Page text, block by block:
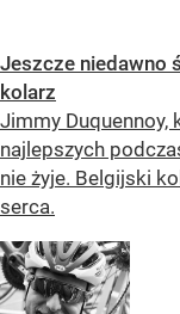
Jeszcze niedawno
kolarz
Jimmy Duquennoy,
najlepszych
nie żyje. Belgijski
serca.